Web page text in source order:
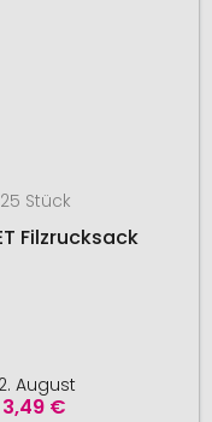
Stück
Filzrucksack
3,49 €
August